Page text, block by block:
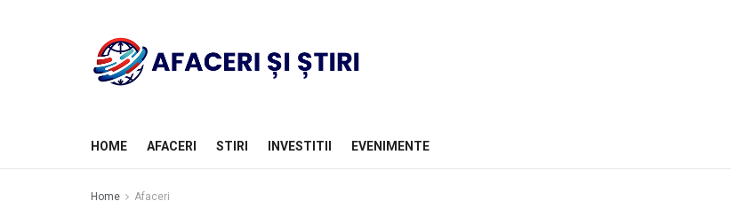
HOME AFACERI STIRI INVESTITII EVENIMENTE
Home Afaceri